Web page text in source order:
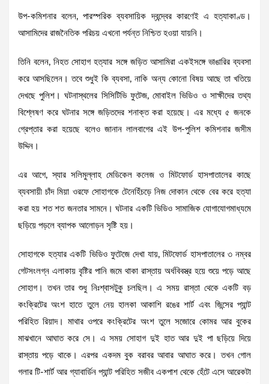
উপ-কমিশনার বলেন, পারস্পরিক ব্যবসায়িক দ্বন্দ্বের কারণেই এ হত্যাকাণ্ড।
আসামিদের রাজনৈতিক পরিচয় এখনো পর্যন্ত নিশ্চিত হওয়া যায়নি।
তিনি বলেন, নিহত সোহাগ হত্যার সঙ্গে জড়িত আসামিরা একইসঙ্গে ভাঙারির ব্যবসা
করে আসছিলেন। তবে শুধুই কি ব্যবসা, নাকি অন্য কোনো বিষয় আছে তা খতিয়ে
দেখছে পুলিশ। ঘটনাস্থলের সিসিটিভি ফুটেজ, মোবাইল ভিডিও ও সাক্ষীদের তথ্য
বিশ্লেষণ করে ঘটনার সঙ্গে জড়িতদের শনাক্ত করা হয়েছে। এর মধ্যে ৫ জনকে
গ্রেপ্তার করা হয়েছে বলেও জানান লালবাগের এই উপ-পুলিশ কমিশনার জসীম
উদ্দিন।
এর আগে, স্যার সলিমুল্লাহ মেডিকেল কলেজ ও মিটফোর্ড হাসপাতালের কাছে
ব্যবসায়ী চাঁদ মিয়া ওরফে সোহাগকে টেনেহিঁচড়ে নিজ দোকান থেকে বের করে হত্যা
করা হয় শত শত জনতার সামনে। ঘটনার একটি ভিডিও সামাজিক যোগাযোগমাধ্যমে
ছড়িয়ে পড়লে ব্যাপক আলোড়ন সৃষ্টি হয়।
সোহাগকে হত্যার একটি ভিডিও ফুটেজে দেখা যায়, মিটফোর্ড হাসপাতালের ৩ নম্বর
গেটসংলগ্ন এলাকায় বৃষ্টির পানি জমে থাকা রাস্তায় অর্ধবিবস্ত্র হয়ে শুয়ে পড়ে আছে
সোহাগ। তখন তার শুধু নিঃশ্বাসটুকু চলছিল। এ সময় রাস্তা থেকে একটি বড়
কংক্রিটের অংশ হাতে তুলে নেয় হালকা আকাশি রঙের শার্ট এবং জিন্সের প্যান্ট
পরিহিত রিয়াদ। মাথার ওপরে কংক্রিটের অংশ তুলে সজোরে কোমর আর বুকের
মাঝখানে আঘাত করে সে। এ সময় সোহাগ দুই হাত আর দুই পা ছড়িয়ে দিয়ে
রাস্তায় পড়ে থাকে। এরপর একদম বুক বরাবর আবার আঘাত করে। তখন গোল
গলার টি-শার্ট আর গ্যাবার্ডিন প্যান্ট পরিহিত সজীব একপাশ থেকে হেঁটে এসে আরেকটা